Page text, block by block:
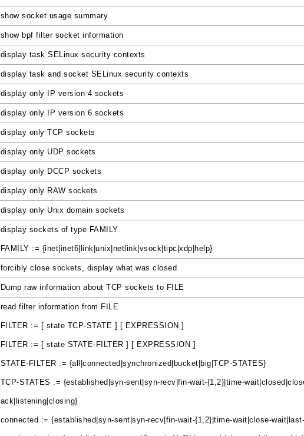
show socket usage summary
show bpf filter socket information
display task SELinux security contexts
display task and socket SELinux security contexts
display only IP version 4 sockets
display only IP version 6 sockets
display only TCP sockets
display only UDP sockets
display only DCCP sockets
display only RAW sockets
display only Unix domain sockets
display sockets of type FAMILY
FAMILY := {inet|inet6|link|unix|netlink|vsock|tipc|xdp|help}
forcibly close sockets, display what was closed
Dump raw information about TCP sockets to FILE
read filter information from FILE
FILTER := [ state TCP-STATE ] [ EXPRESSION ]
FILTER := [ state STATE-FILTER ] [ EXPRESSION ]
STATE-FILTER := {all|connected|synchronized|bucket|big|TCP-STATES}
TCP-STATES := {established|syn-sent|syn-recv|fin-wait-{1,2}|time-
ack|listening|closing}
connected := {established|syn-sent|syn-recv|fin-wait-{1,2}|time-wait|close-